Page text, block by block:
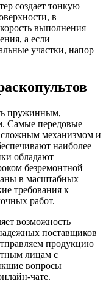
создает тонкую
в
выполнения
а если
участки, напор
пружинным,
Самые передовые
сложным механизмом и
наиболее
обладают
безремонтной
в масштабных
требования к
работ.
возможность
поставщиков
продукцию
лицам с
вопросы
чате.